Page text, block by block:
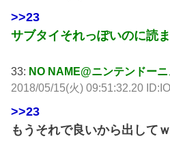
>>23
サブタイそれっぽいのに読
33: NO NAME@ニンテンドー
2018/05/15(火) 09:51:32.20
>>23
もうそれで良いから出してｗ